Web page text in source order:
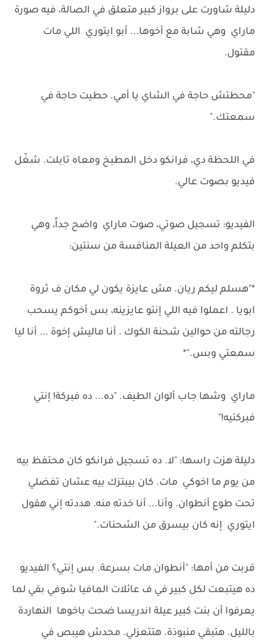
دليلة شاورت على برواز كبير متعلق في الصالة، فيه صورة
ماراي وهي شابة مع أخوها... أبو ايتوري اللي مات
مقتول.
"محطتش حاجة في الشاي يا أمي. حطيت حاجة في
سمعتك."
في اللحظة دي، فرانكو دخل المطبخ ومعاه تابلت. شغّل
فيديو بصوت عالي.
الفيديو: تسجيل صوتي، صوت ماراي واضح جداً، وهي
بتكلم واحد من العيلة المنافسة من سنتين:
*"هسلم ليكم ريان. مش عايزة يكون لي مكان ف ثروة
ابويا . اعملوا فيه اللي إنتو عايزينه، بس أخوكم يسحب
رجالته من حوالين شحنة الكوك . أنا ماليش إخوة ... أنا ليا
سمعتي وبس."*
ماراي وشها جاب ألوان الطيف. "ده... ده فبركة! إنتي
فبركتيه!"
دليلة هزت راسها: "لا. ده تسجيل فرانكو كان محتفظ بيه
من يوم ما اخوكي مات. كان بيبتزك بيه عشان تفضلي
تحت طوع أنطوان. وأنا... أنا خدته منه. هددته إني هقول
ايتوري إنه كان بيسرق من الشحنات."
قربت من أمها: "أنطوان مات بسرعة. بس إنتي؟ الفيديو
ده هيتبعت لكل كبير في ف عائلات المافيا شوفي بقي لما
يعرفوا أن بنت كبير عيلة اندريسا ضحت باخوها النهاردة
بالليل. هتبقي منبوذة. هتتعزلي. محدش هيبص في